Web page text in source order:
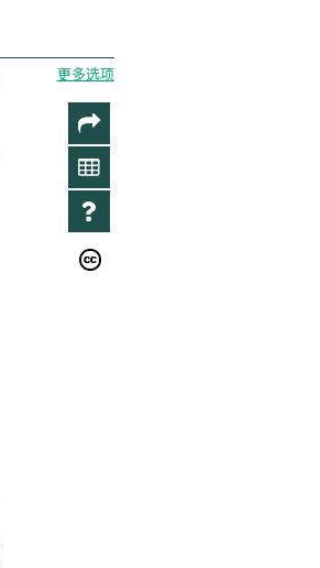
更多选项
分
享
数
据
资
料